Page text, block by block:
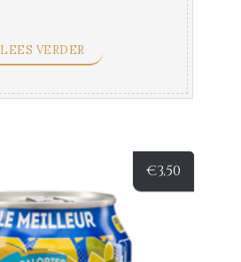
LEES VERDER
€3,50